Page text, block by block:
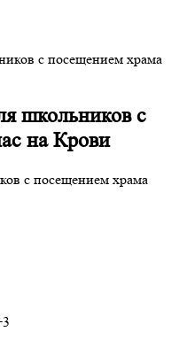
с посещением храма
школьников с
на Крови
с посещением храма